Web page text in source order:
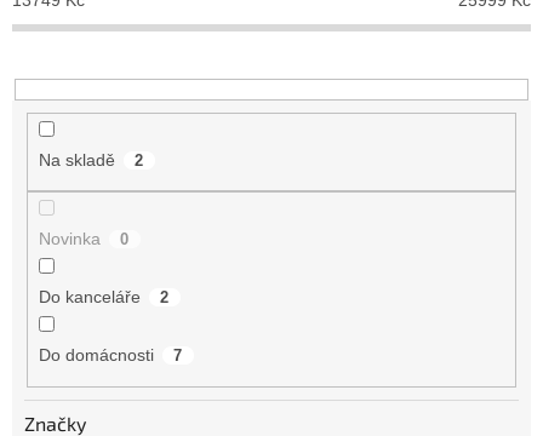
r
u
Na skladě 2
Novinka 0
Do kanceláře 2
Do domácnosti 7
Značky